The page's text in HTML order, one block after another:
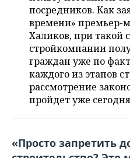
ОПК
ЭНЕРГЕТИКА
ТРАНСПОРТ
УСЛУГИ
МЕДИА
ТЕЛЕКОММУНИКАЦИИ
НОВОСТИ
ВЫЕЗДНАЯ РЕДАКЦИЯ
БИЗНЕС-БРАНЧИ
ONLINE-КОНФЕРЕНЦИИ
СПОРТ
НОВОСТИ СПОРТА
ФУТБОЛ
ХОККЕЙ
ВОЛЕЙБОЛ
ОБЩЕСТВО
НОВОСТИ ОБЩЕСТВА
ВЛАСТЬ
ИСТОРИЯ
ФОТОГАЛЕРЕЯ
СЮЖЕТЫ
СПИСОК ПЕРСОН
ПОЛНАЯ ВЕРСИЯ
посредников. Как
времени» премьер-
Халиков, при такой
стройкомпании
граждан уже по
каждого из этапов
рассмотрение
пройдет уже
«Просто запретить